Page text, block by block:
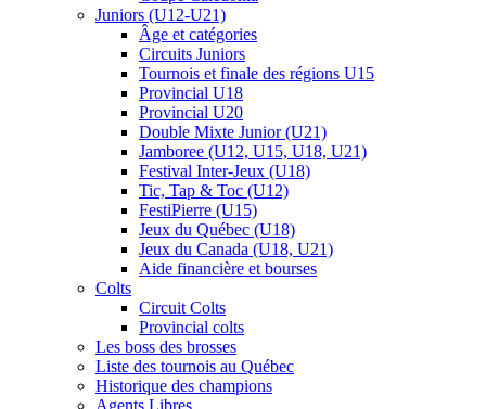
Juniors (U12-U21)
Âge et catégories
Circuits Juniors
Tournois et finale des régions U15
Provincial U18
Provincial U20
Double Mixte Junior (U21)
Jamboree (U12, U15, U18, U21)
Festival Inter-Jeux (U18)
Tic, Tap & Toc (U12)
FestiPierre (U15)
Jeux du Québec (U18)
Jeux du Canada (U18, U21)
Aide financière et bourses
Colts
Circuit Colts
Provincial colts
Les boss des brosses
Liste des tournois au Québec
Historique des champions
Agents Libres